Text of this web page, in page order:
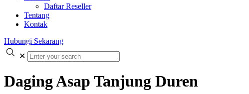
Daftar Reseller
Tentang
Kontak
Hubungi Sekarang
✕
Daging Asap Tanjung Duren